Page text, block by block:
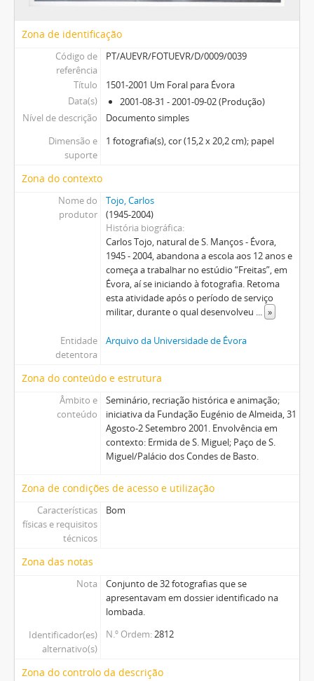
Zona de identificação
Código de
referência
PT/AUEVR/FOTUEVR/D/0009/0039
Título
1501-2001 Um Foral para Évora
Data(s)
2001-08-31 - 2001-09-02 (Produção)
Nível de descrição
Documento simples
Dimensão e
suporte
1 fotografia(s), cor (15,2 x 20,2 cm); papel
Zona do contexto
Nome do
produtor
Tojo, Carlos
(1945-2004)
História biográfica
Carlos Tojo, natural de S. Manços - Évora,
1945 - 2004, abandona a escola aos 12 anos e
começa a trabalhar no estúdio “Freitas”, em
Évora, aí se iniciando à fotografia. Retoma
esta atividade após o período de serviço
militar, durante o qual desenvolveu ... »
Entidade
detentora
Arquivo da Universidade de Évora
Zona do conteúdo e estrutura
Âmbito e
conteúdo
Seminário, recriação histórica e animação;
iniciativa da Fundação Eugénio de Almeida, 31
Agosto-2 Setembro 2001. Envolvência em
contexto: Ermida de S. Miguel; Paço de S.
Miguel/Palácio dos Condes de Basto.
Zona de condições de acesso e utilização
Características
físicas e requisitos
técnicos
Bom
Zona das notas
Nota
Conjunto de 32 fotografias que se
apresentavam em dossier identificado na
lombada.
Identificador(es)
alternativo(s)
N.º Ordem 2812
Zona do controlo da descrição